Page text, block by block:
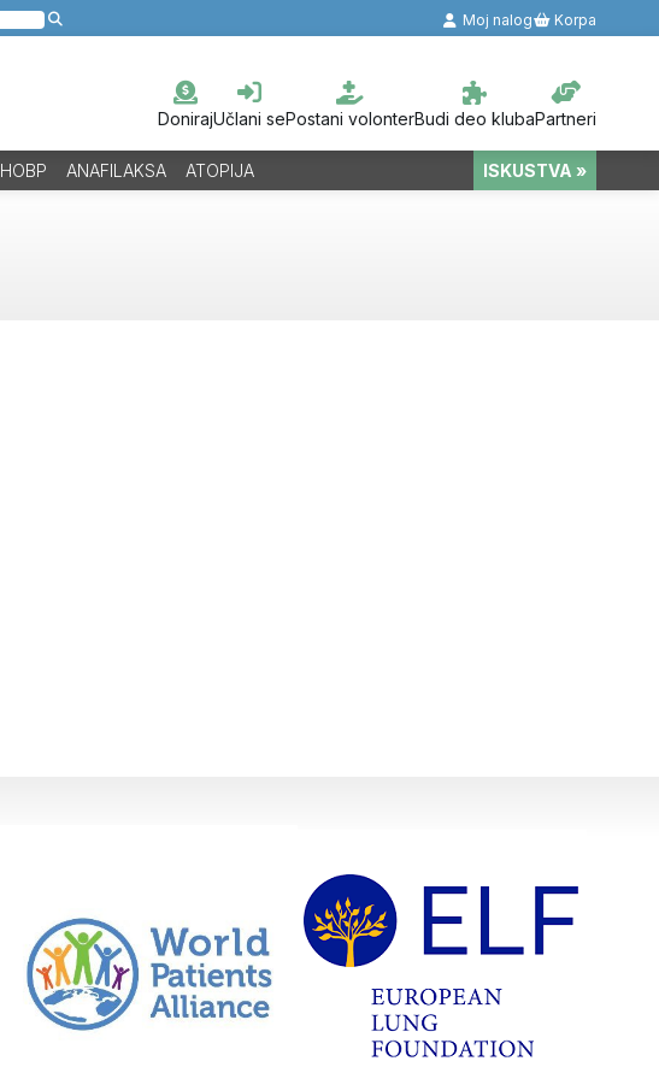
Moj nalog Korpa
DonirajUčlani sePostani volonterBudi deo klubaPartneri
HOBP ANAFILAKSA ATOPIJA ISKUSTVA »